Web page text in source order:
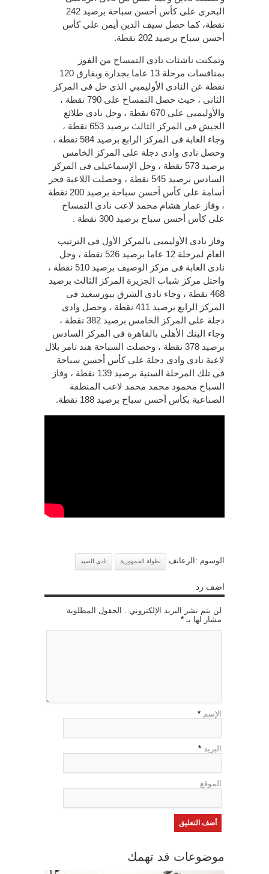
البحرى على كأس أحسن سباحة برصيد 242
نقطة، كما حصل سيف الدين أيمن على كأس
أحسن سباح برصيد 202 نقطة.
وتمكنت ناشئات نادى التمساح من الفوز
بمنافسات مرحلة 13 عاما بجدارة وبفارق 120
نقطة عن النادى الأوليمبي الذى حل فى المركز
الثانى ، حيث حصل التمساح على 790 نقطة ،
والأوليمبي على 670 نقطة ، وحل نادى طلائع
الجيش فى المركز الثالث برصيد 653 نقطة ،
وجاء الغابة فى المركز الرابع برصيد 584 نقطة ،
وحصل نادى وادى دجلة على المركز الخامس
برصيد 573 نقطة ، وحل الإسماعيلى فى المركز
السادس برصيد 545 نقطة ، وحصلت اللاعبة فحر
أسامة على كأس أحسن سباحة برصيد 200 نقطة
، وفاز عمار هشام محمد لاعب نادى التمساح
على كأس أحسن سباح برصيد 300 نقطة .
وفاز نادى الأوليمبى بالمركز الأول فى الترتيب
العام لمرحلة 12 عاما برصيد 526 نقطة ، وحل
نادى الغابة فى مركز الوصيف برصيد 510 نقطة ،
واحتل مركز شباب الجزيرة المركز الثالث برصيد
468 نقطة ، وجاء نادى الشرق ببورسعيد فى
المركز الرابع برصيد 411 نقطة ، وحصل وادى
دجلة على المركز الخامس برصيد 382 نقطة ،
وجاء البنك الأهلى بالقاهرة فى المركز السادس
برصيد 378 نقطة ، وحصلت السباحة هند تامر بلال
لاعبة نادى وادى دجلة على كأس أحسن سباحة
فى تلك المرحلة السنية برصيد 139 نقطة ، وفاز
السباح محمود محمد محمد لاعب المنطقة
الصناعية بكأس أحسن سباح برصيد 188 نقطة.
الوسوم :الزعانف بطولة الجمهورية نادي الصيد
اضف رد
لن يتم نشر البريد الإلكتروني . الحقول المطلوبة
مشار لها بـ *
الإسم *
البريد *
الموقع
موضوعات قد تهمك